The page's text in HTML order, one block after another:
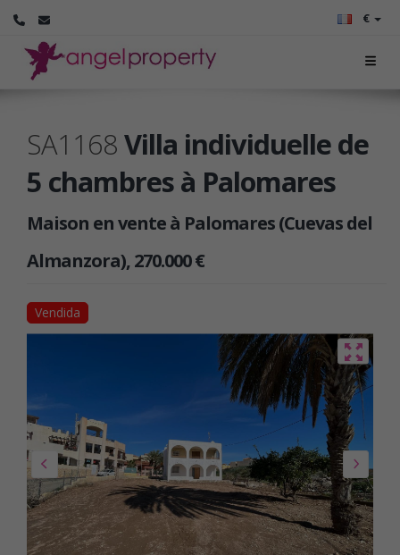
€
SA1168Villa individuelle de
5 chambres à Palomares
Maison en vente à Palomares (Cuevas del
Almanzora), 270.000 €
Vendida